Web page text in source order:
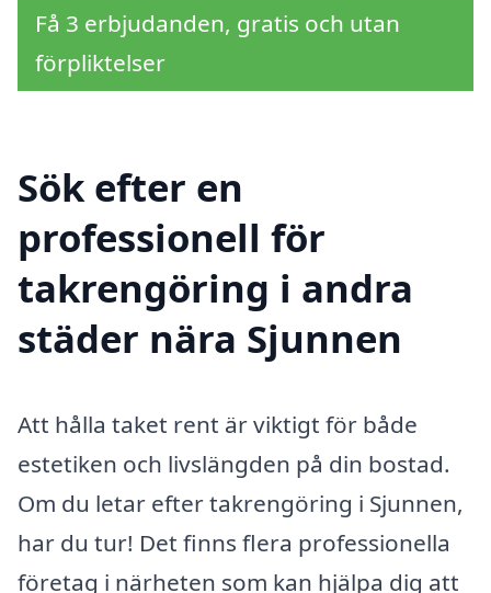
Få 3 erbjudanden, gratis och utan
förpliktelser
Sök efter en
professionell för
takrengöring i andra
städer nära Sjunnen
Att hålla taket rent är viktigt för både
estetiken och livslängden på din bostad.
Om du letar efter takrengöring i Sjunnen,
har du tur! Det finns flera professionella
företag i närheten som kan hjälpa dig att